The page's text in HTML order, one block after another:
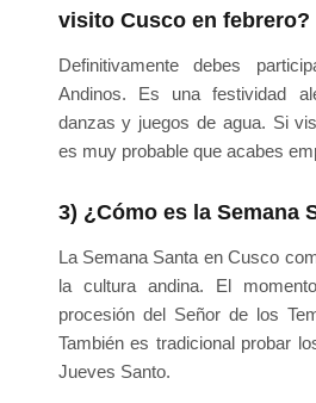
visito Cusco en febrero?
Definitivamente debes
Andinos. Es una festividad
danzas y juegos de agua. Si
es muy probable que acabes
3) ¿Cómo es la Semana
La Semana Santa en Cusco
la cultura andina. El
procesión del Señor de los
También es tradicional probar
Jueves Santo.